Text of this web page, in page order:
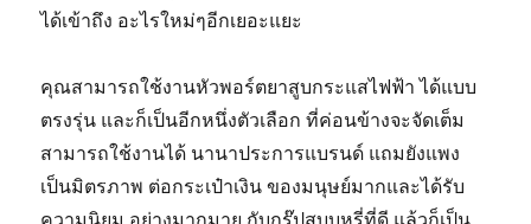
ได้เข้าถึง อะไรใหม่ๆอีกเยอะแยะ
คุณสามารถใช้งานหัวพอร์ตยาสูบกระแสไฟฟ้า ได้แบบ
ตรงรุ่น และก็เป็นอีกหนึ่งตัวเลือก ที่ค่อนข้างจะจัดเต็ม
สามารถใช้งานได้ นานาประการแบรนด์ แถมยังแพง
เป็นมิตรภาพ ต่อกระเป๋าเงิน ของมนุษย์มากและได้รับ
ความนิยม อย่างมากมาย กับกรุ๊ปสูบบุหรี่ที่ดี แล้วก็เป็น